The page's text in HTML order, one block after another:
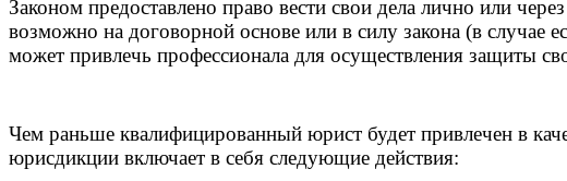
Законом предоставлено право вести свои дела лично или
возможно на договорной основе или в силу закона (в
может привлечь профессионала для осуществления защиты
Чем раньше квалифицированный юрист будет привлечен в
юрисдикции включает в себя следующие действия: